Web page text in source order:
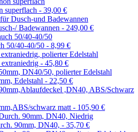
superflach - 39,00 €
Badewannen - 249,00 €
50/40-40/50 - 8,99 €
- 45,80 €
Edelstahl - 22,50 €
schwarz matt - 105,90 €
90mm, DN40, - 35,70 €